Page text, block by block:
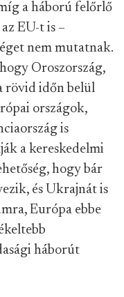
a háború felőrlő
EU-t is –
nem mutatnak.
Oroszország,
rövid időn belül
országok,
is
a kereskedelmi
hogy bár
és Ukrajnát is
Európa ebbe
háborút